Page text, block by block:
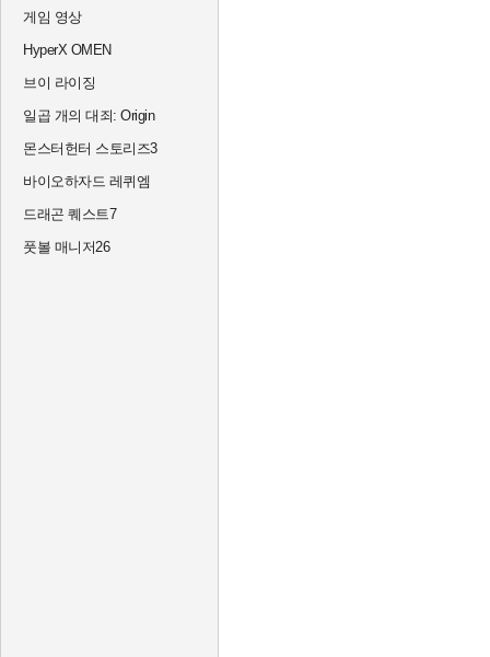
게임 영상
HyperX OMEN
브이 라이징
일곱 개의 대죄: Origin
몬스터헌터 스토리즈3
바이오하자드 레퀴엠
드래곤 퀘스트7
풋볼 매니저26